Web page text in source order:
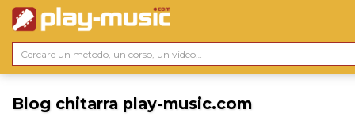
Blog chitarra play-music.com